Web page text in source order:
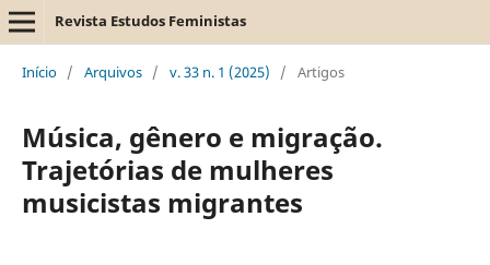
Revista Estudos Feministas
Início / Arquivos / v. 33 n. 1 (2025) / Artigos
Música, gênero e migração.
Trajetórias de mulheres
musicistas migrantes